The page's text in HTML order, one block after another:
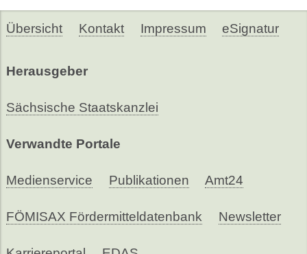
Übersicht Kontakt Impressum eSignatur
Herausgeber
Sächsische Staatskanzlei
Verwandte Portale
Medienservice Publikationen Amt24
FÖMISAX Fördermitteldatenbank Newsletter